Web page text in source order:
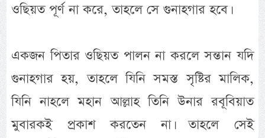
ওছিয়ত পূর্ণ না করে, তাহলে সে গুনাহগার হবে।
একজন পিতার ওছিয়ত পালন না করলে সন্তান যদি
গুনাহগার হয়, তাহলে যিনি সমস্ত সৃষ্টির মালিক,
যিনি নাহলে মহান আল্লাহ তিনি উনার রবূবিয়াত
মুবারকই প্রকাশ করতেন না। তাহলে সেই